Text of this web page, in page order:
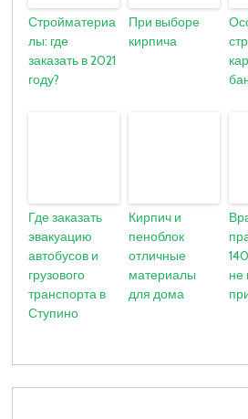
Стройматериа
лы: где
заказать в 2021
году?
При выборе
кирпича
Где заказать
эвакуацию
автобусов и
грузового
транспорта в
Ступино
Кирпич и
пеноблок
отличные
материалы
для дома
не